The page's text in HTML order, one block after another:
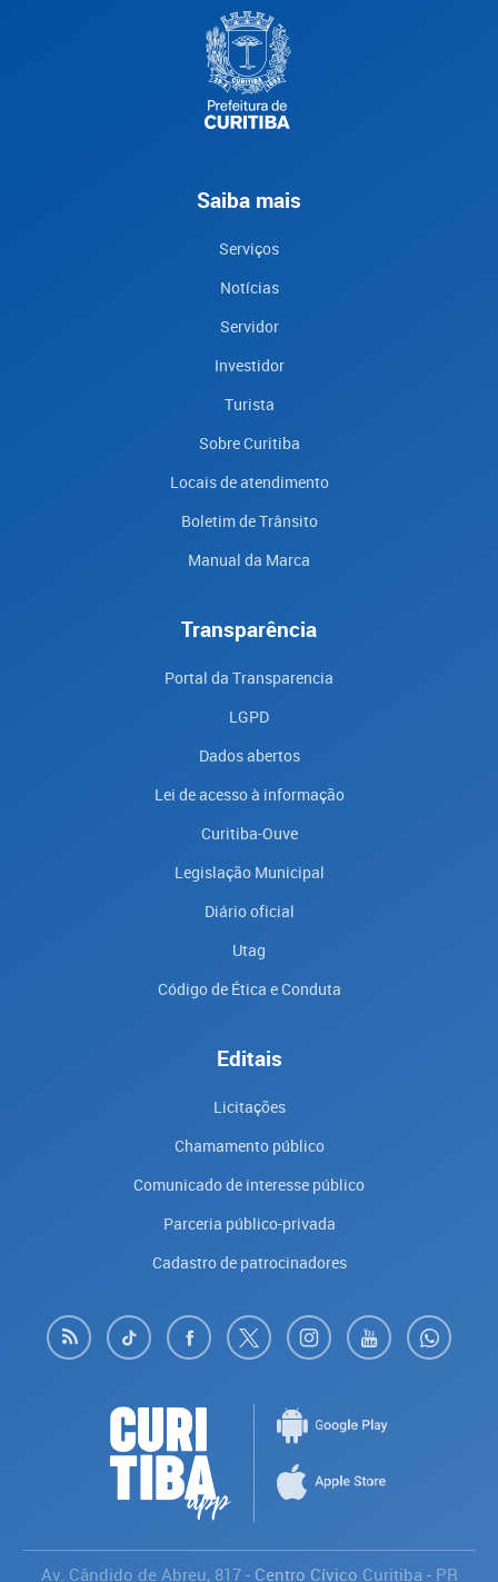
Saiba mais
Serviços
Notícias
Servidor
Investidor
Turista
Sobre Curitiba
Locais de atendimento
Boletim de Trânsito
Manual da Marca
Transparência
Portal da Transparencia
LGPD
Dados abertos
Lei de acesso à informação
Curitiba-Ouve
Legislação Municipal
Diário oficial
Utag
Código de Ética e Conduta
Editais
Licitações
Chamamento público
Comunicado de interesse público
Parceria público-privada
Cadastro de patrocinadores
Av. Cândido de Abreu, 817- Centro Cívico Curitiba- PR